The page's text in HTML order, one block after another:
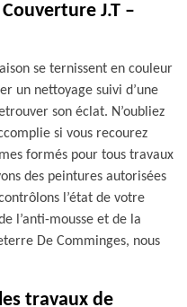
J.T –
se ternissent en couleur
un nettoyage suivi d’une
son éclat. N’oubliez
si vous recourez
formés pour tous travaux
des peintures autorisées
l’état de votre
l’anti-mousse et de la
De Comminges, nous
travaux de